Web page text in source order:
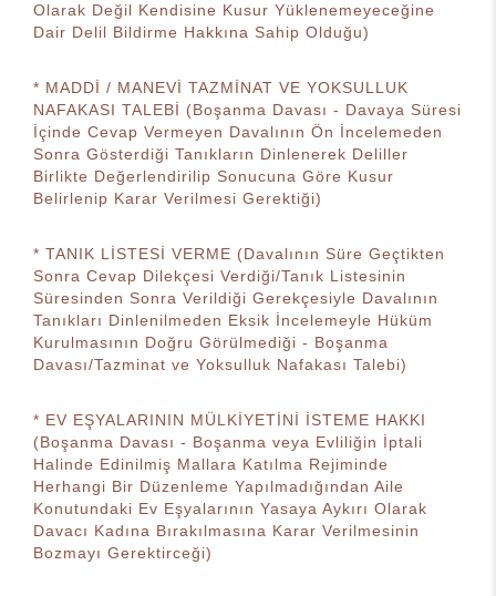
Olarak Değil Kendisine Kusur Yüklenemeyeceğine
Dair Delil Bildirme Hakkına Sahip Olduğu)
* MADDİ / MANEVİ TAZMİNAT VE YOKSULLUK
NAFAKASI TALEBİ (Boşanma Davası - Davaya Süresi
İçinde Cevap Vermeyen Davalının Ön İncelemeden
Sonra Gösterdiği Tanıkların Dinlenerek Deliller
Birlikte Değerlendirilip Sonucuna Göre Kusur
Belirlenip Karar Verilmesi Gerektiği)
* TANIK LİSTESİ VERME (Davalının Süre Geçtikten
Sonra Cevap Dilekçesi Verdiği/Tanık Listesinin
Süresinden Sonra Verildiği Gerekçesiyle Davalının
Tanıkları Dinlenilmeden Eksik İncelemeyle Hüküm
Kurulmasının Doğru Görülmediği - Boşanma
Davası/Tazminat ve Yoksulluk Nafakası Talebi)
* EV EŞYALARININ MÜLKİYETİNİ İSTEME HAKKI
(Boşanma Davası - Boşanma veya Evliliğin İptali
Halinde Edinilmiş Mallara Katılma Rejiminde
Herhangi Bir Düzenleme Yapılmadığından Aile
Konutundaki Ev Eşyalarının Yasaya Aykırı Olarak
Davacı Kadına Bırakılmasına Karar Verilmesinin
Bozmayı Gerektirceği)